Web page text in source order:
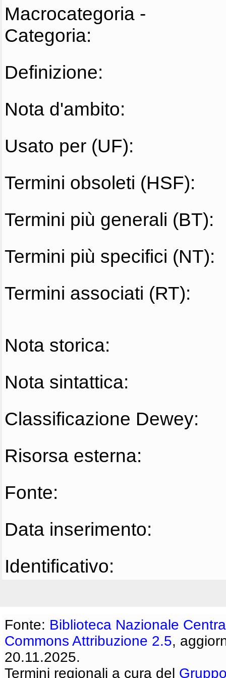
Macrocategoria -
Categoria:
Definizione:
Nota d'ambito:
Usato per (UF):
Termini obsoleti (HSF):
Termini più generali (BT):
Termini più specifici (NT):
Termini associati (RT):
Nota storica:
Nota sintattica:
Classificazione Dewey:
Risorsa esterna:
Fonte:
Data inserimento:
Identificativo:
Fonte: Biblioteca Nazionale
Commons Attribuzione 2.5,
20.11.2025.
Termini regionali a cura del